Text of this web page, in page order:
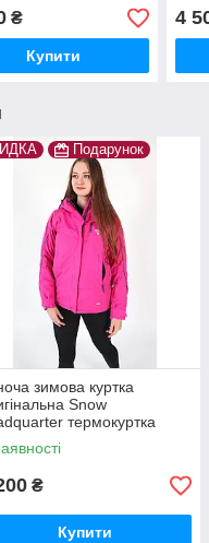
₴
Купити
4
Подарунок
зимова куртка
Snow
термокуртка
тепла на зиму
₴
Купити